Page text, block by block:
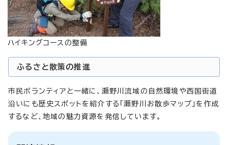
ハイキングコースの整備
ふるさと散策の推進
市民ボランティアと一緒に、瀬野川流域の自然環境や西国街道
沿いにも歴史スポットを紹介する「瀬野川お散歩マップ」を作成
するなど、地域の魅力資源を発信しています。